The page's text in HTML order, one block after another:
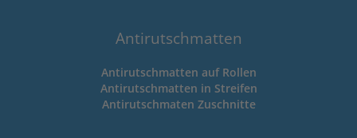
Antirutschmatten
Antirutschmatten auf Rollen
Antirutschmatten in Streifen
Antirutschmaten Zuschnitte